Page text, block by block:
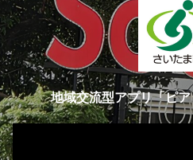
地域交流型アプリ「ピ